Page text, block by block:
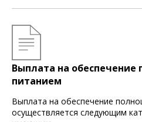
Выплата на обеспечение
питанием
Выплата на обеспечение
осуществляется следующим